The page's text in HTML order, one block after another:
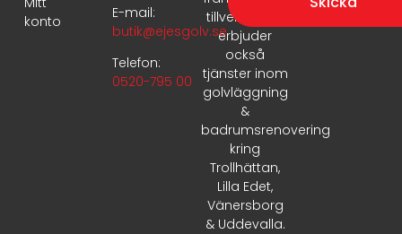
tillverkare. Vi
erbjuder
också
tjänster inom
golvläggning
&
badrumsrenovering
kring
Trollhättan,
Lilla Edet,
Vänersborg
& Uddevalla.
konto
E-mail:
butik@ejesgolv.se
Telefon:
0520-795 00